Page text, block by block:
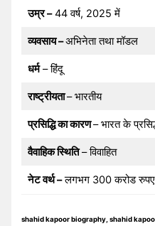
उम्र –44 वर्ष, 2025 में
व्यवसाय –अभिनेता तथा मॉडल
धर्म– हिंदू
राष्ट्रीयता– भारतीय
प्रसिद्धि का कारण– भारत के
वैवाहिक स्थिति– विवाहित
नेट वर्थ –लगभग 300 करोड रुपए
shahid kapoor biography, shahid